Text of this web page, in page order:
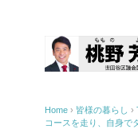
Home › 皆様の暮らし ›
コースを走り、自身で